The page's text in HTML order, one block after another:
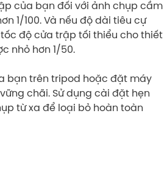
của bạn đối với ảnh chụp cầm
1/100. Và nếu độ dài tiêu cự
độ cửa trập tối thiểu cho thiết
nhỏ hơn 1/50.
bạn trên tripod hoặc đặt máy
chãi. Sử dụng cài đặt hẹn
từ xa để loại bỏ hoàn toàn